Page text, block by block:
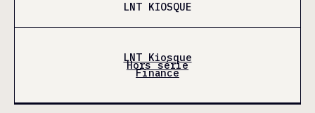
LNT KIOSQUE
LNT Kiosque
Hors série
Finance